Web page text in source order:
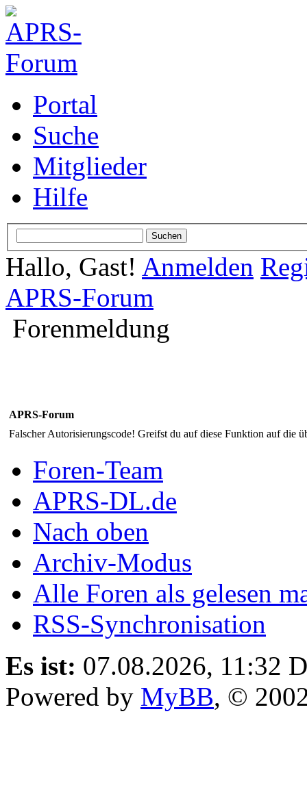
Portal
Suche
Mitglieder
Hilfe
Hallo, Gast! Anmelden
APRS-Forum
Forenmeldung
APRS-Forum
Falscher Autorisierungscode! Greifst du auf diese Funktion auf die
Foren-Team
APRS-DL.de
Nach oben
Archiv-Modus
Alle Foren als gelesen
RSS-Synchronisation
Es ist: 07.08.2026, 11:32
Powered by MyBB, ©